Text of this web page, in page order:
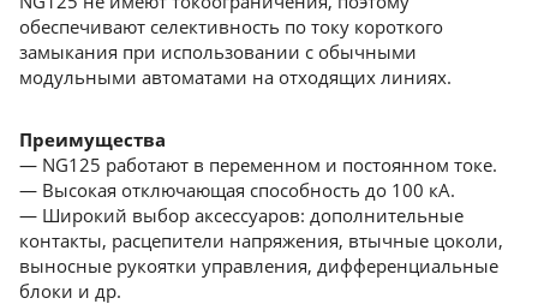
обеспечивают селективность по току короткого
замыкания при использовании с обычными
модульными автоматами на отходящих линиях.
Преимущества
— NG125 работают в переменном и постоянном токе.
— Высокая отключающая способность до 100 кА.
— Широкий выбор аксессуаров: дополнительные
контакты, расцепители напряжения, втычные цоколи,
выносные рукоятки управления, дифференциальные
блоки и др.